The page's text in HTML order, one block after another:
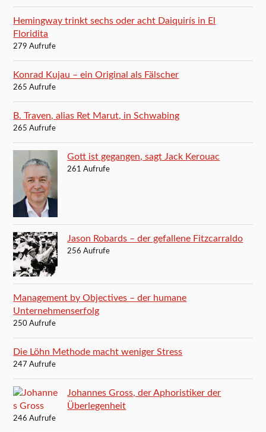
Hemingway trinkt sechs oder acht Daiquirís in El
Floridita
279 Aufrufe
Konrad Kujau – ein Original als Fälscher
265 Aufrufe
B. Traven, alias Ret Marut, in Schwabing
265 Aufrufe
Gott ist gegangen, sagt Jack Kerouac
261 Aufrufe
Jason Robards – der gefallene Fitzcarraldo
256 Aufrufe
Management by Objectives – der humane
Unternehmenserfolg
250 Aufrufe
Die Löhn Methode macht weniger Stress
247 Aufrufe
Johannes Gross, der Aphoristiker der
Überlegenheit
246 Aufrufe